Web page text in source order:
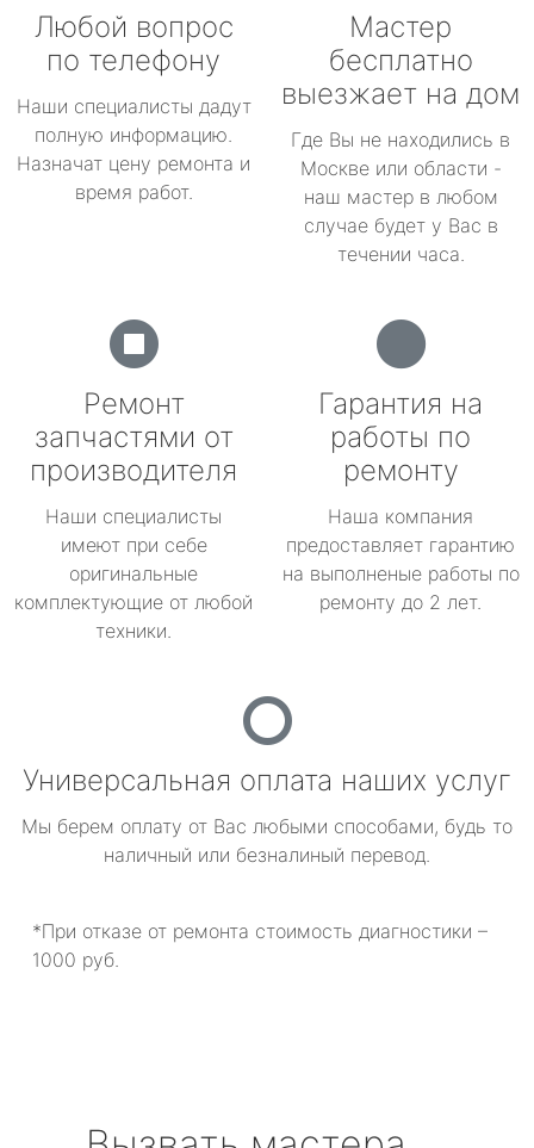
Любой вопрос
по телефону
Наши специалисты дадут
полную информацию.
Назначат цену ремонта и
время работ.
Мастер
бесплатно
выезжает на дом
Где Вы не находились в
Москве или области -
наш мастер в любом
случае будет у Вас в
течении часа.
Ремонт
запчастями от
производителя
Наши специалисты
имеют при себе
оригинальные
комплектующие от любой
техники.
Гарантия на
работы по
ремонту
Наша компания
предоставляет гарантию
на выполненые работы по
ремонту до 2 лет.
Универсальная оплата наших услуг
Мы берем оплату от Вас любыми способами, будь то
наличный или безналиный перевод.
*При отказе от ремонта стоимость диагностики –
1000 руб.